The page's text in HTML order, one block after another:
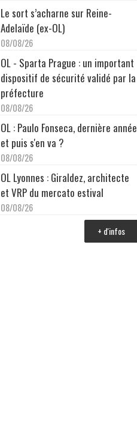
Le sort s’acharne sur Reine-
Adelaïde (ex-OL)
08/08/26
OL - Sparta Prague : un important
dispositif de sécurité validé par la
préfecture
08/08/26
OL : Paulo Fonseca, dernière année
et puis s'en va ?
08/08/26
OL Lyonnes : Giraldez, architecte
et VRP du mercato estival
08/08/26
+ d'infos